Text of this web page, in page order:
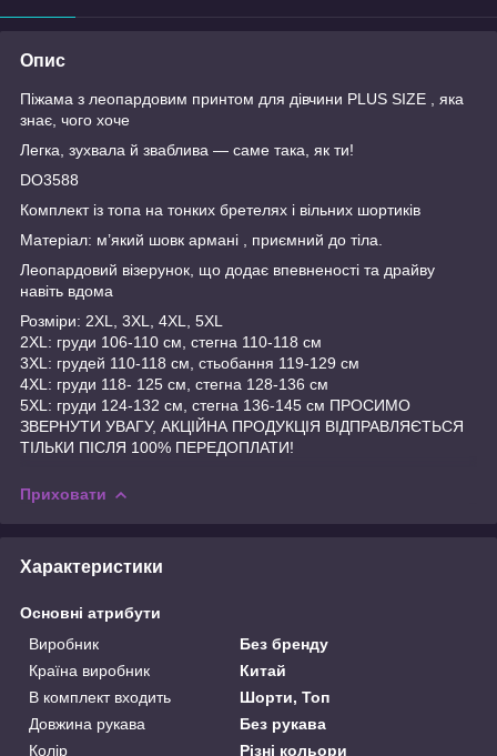
Опис
Піжама з леопардовим принтом для дівчини PLUS SIZE , яка
знає, чого хоче
Легка, зухвала й зваблива — саме така, як ти!
DO3588
Комплект із топа на тонких бретелях і вільних шортиків
Матеріал: м’який шовк армані , приємний до тіла.
Леопардовий візерунок, що додає впевненості та драйву
навіть вдома
Розміри: 2XL, 3XL, 4XL, 5XL
2XL: груди 106-110 см, стегна 110-118 см
3XL: грудей 110-118 см, стьобання 119-129 см
4XL: груди 118- 125 см, стегна 128-136 см
5XL: груди 124-132 см, стегна 136-145 см ПРОСИМО
ЗВЕРНУТИ УВАГУ, АКЦІЙНА ПРОДУКЦІЯ ВІДПРАВЛЯЄТЬСЯ
ТІЛЬКИ ПІСЛЯ 100% ПЕРЕДОПЛАТИ!
Приховати
Характеристики
Основні атрибути
Виробник
Без бренду
Країна виробник
Китай
В комплект входить
Шорти, Топ
Довжина рукава
Без рукава
Колір
Різні кольори